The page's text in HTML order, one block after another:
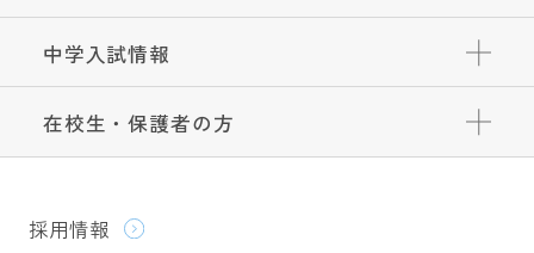
中学入試情報
在校生・保護者の方
採用情報